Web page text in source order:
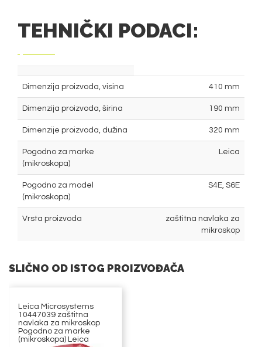
TEHNIČKI PODACI:
Dimenzija proizvoda, visina 410 mm
Dimenzija proizvoda, širina 190 mm
Dimenzije proizvoda, dužina 320 mm
Pogodno za marke
(mikroskopa)
Leica
Pogodno za model
(mikroskopa)
S4E, S6E
Vrsta proizvoda
zaštitna navlaka za
mikroskop
SLIČNO OD ISTOG PROIZVOĐAČA
Leica Microsystems
10447039 zaštitna
navlaka za mikroskop
Pogodno za marke
(mikroskopa) Leica